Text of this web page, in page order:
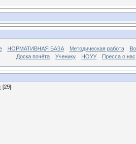
НОРМАТИВНАЯ БАЗА Методическая работа
Доска почёта
Ученику НОУУ Пресса о нас
[29]